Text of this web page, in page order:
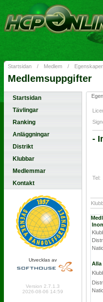
Startsidan / Medlem / Egenskaper
Medlemsuppgifter
Startsidan
Tävlingar
Ranking
Anläggningar
Distrikt
Klubbar
Medlemmar
Kontakt
Utvecklas av
Version 2.7.1.3
2026-08-06 14:59
-
Tel:
Alla